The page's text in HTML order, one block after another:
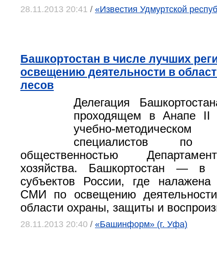
28.11.2013 20:41 / «Известия Удмуртской
Башкортостан в числе лучших
освещению деятельности в
лесов
Делегация
проходящем в Анапе II
учебно-
специалистов
общественностью
хозяйства. Башкортостан — в
субъектов России, где налажена
СМИ по освещению
области охраны, защиты и
28.11.2013 20:40 / «Башинформ» (г. Уфа)